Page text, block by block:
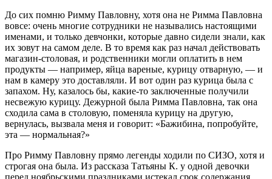
До сих помню Римму Павловну, хотя она не Римма Павловна
вовсе: очень многие сотрудники не назывались настоящими
именами, и только девчонки, которые давно сидели знали, как
их зовут на самом деле. В то время как раз начал действовать
магазин-столовая, и родственники могли оплатить в нем
продукты — например, яйца вареные, курицу отварную, — и
нам в камеру это доставляли. И вот один раз курица была с
запахом. Ну, казалось бы, какие-то заключенные получили
несвежую курицу. Дежурной была Римма Павловна, так она
сходила сама в столовую, поменяла курицу на другую,
вернулась, вызвала меня и говорит: «Бажибина, попробуйте,
эта — нормальная?»
Про Римму Павловну прямо легенды ходили по СИЗО, хотя и
строгая она была. Из рассказа Татьяны К. у одной девочки
перед ноябрьскими праздниками истекал срок содержания